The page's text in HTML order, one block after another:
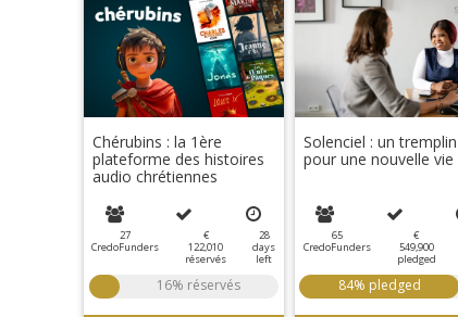
Chérubins : la 1ère
plateforme des histoires
audio chrétiennes
27
CredoFunders
€
122,010
réservés
28
days
left
16% réservés
Solenciel : un tremplin
pour une nouvelle vie
65
CredoFunders
€
549,900
pledged
84% pledged